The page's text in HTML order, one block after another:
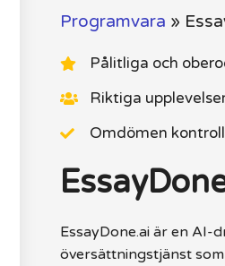
Programvara »
Pålitliga och
Riktiga
Omdömen
EssayDone.ai är en AI-
översättningstjänst